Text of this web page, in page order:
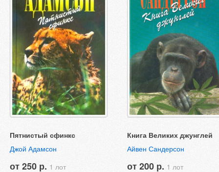
Пятнистый сфинкс
Джой Адамсон
от 250 р. 1 лот
Книга Великих джунглей
Айвен Сандерсон
от 200 р. 1 лот